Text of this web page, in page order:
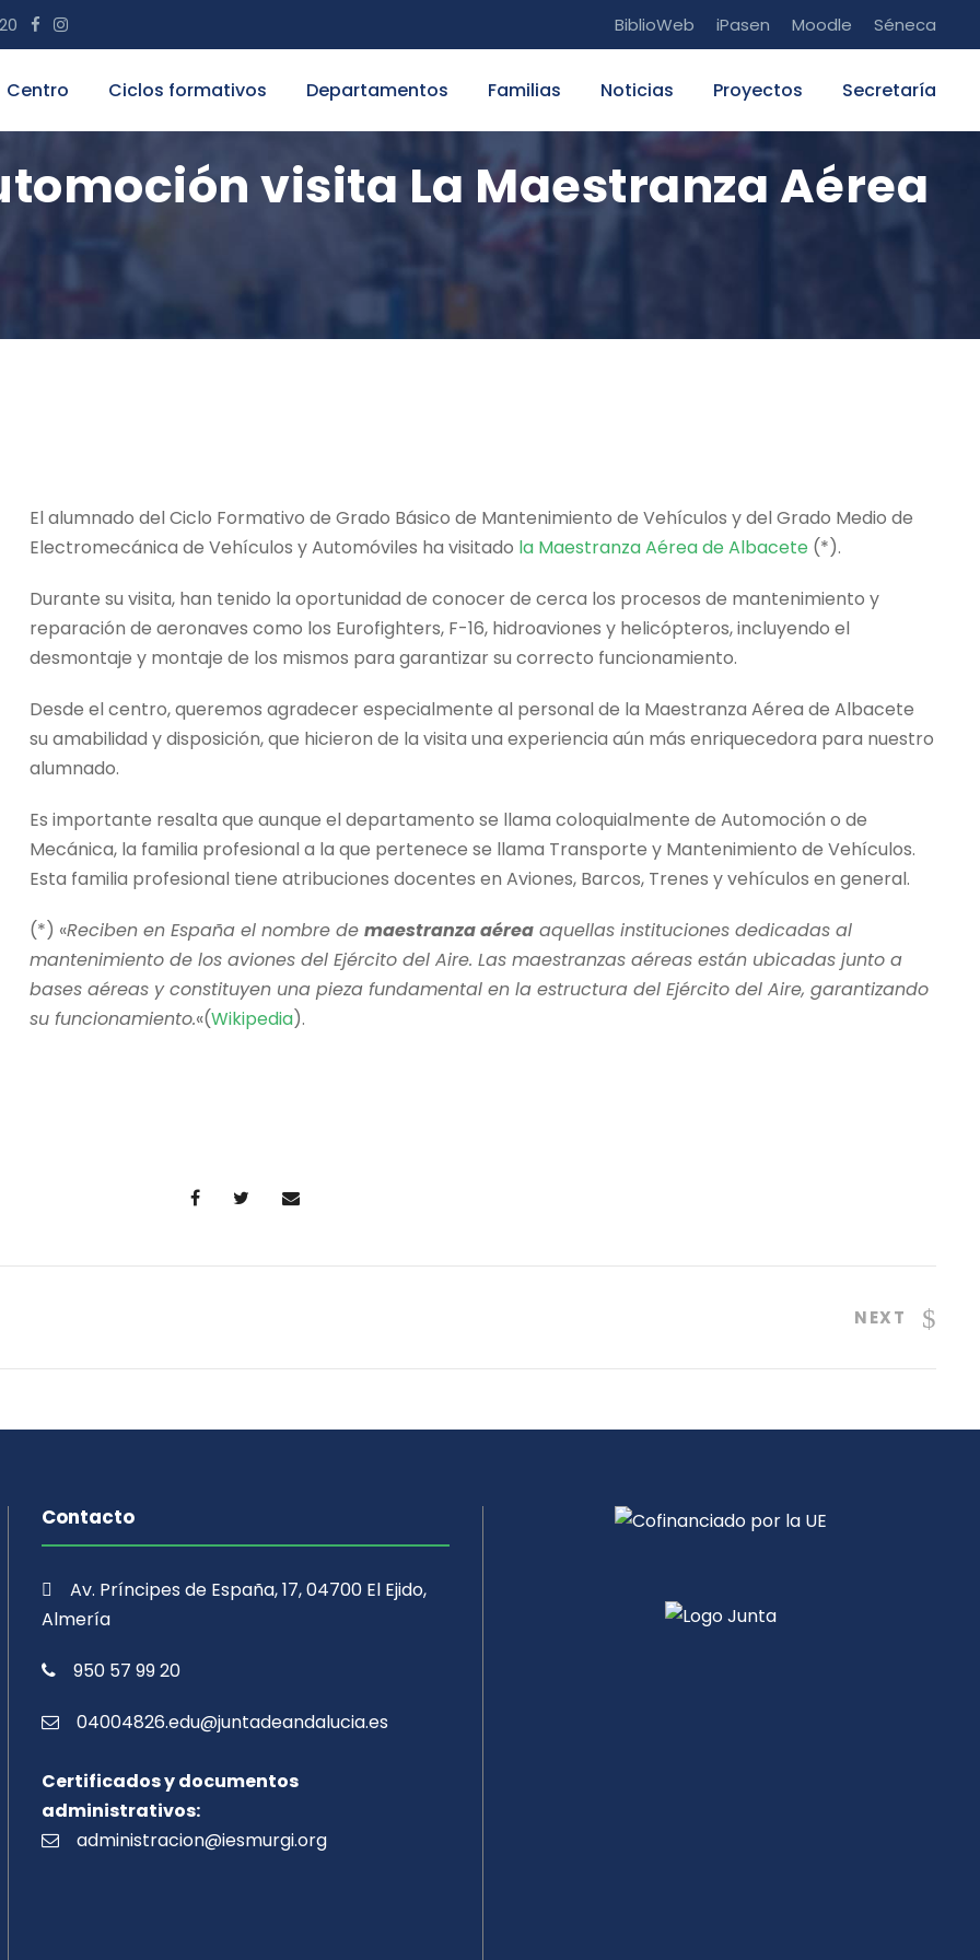
BiblioWeb iPasen Moodle Séneca
Centro Ciclos formativos Departamentos Familias Noticias Proyectos Secretaría
visita La Maestranza Aérea
El alumnado del Ciclo Formativo de Grado Básico de Mantenimiento de Vehículos y del Grado Medio de
Electromecánica de Vehículos y Automóviles ha visitado la Maestranza Aérea de Albacete(*).
Durante su visita, han tenido la oportunidad de conocer de cerca los procesos de mantenimiento y
reparación de aeronaves como los Eurofighters, F-16, hidroaviones y helicópteros, incluyendo el
desmontaje y montaje de los mismos para garantizar su correcto funcionamiento.
Desde el centro, queremos agradecer especialmente al personal de la Maestranza Aérea de Albacete
su amabilidad y disposición, que hicieron de la visita una experiencia aún más enriquecedora para nuestro
alumnado.
Es importante resalta que aunque el departamento se llama coloquialmente de Automoción o de
Mecánica, la familia profesional a la que pertenece se llama Transporte y Mantenimiento de Vehículos.
Esta familia profesional tiene atribuciones docentes en Aviones, Barcos, Trenes y vehículos en general.
(*) «Reciben en España el nombre de maestranza aéreaaquellas instituciones dedicadas al
mantenimiento de los aviones del Ejército del Aire.​ Las maestranzas aéreas están ubicadas junto a
bases aéreas y constituyen una pieza fundamental en la estructura del Ejército del Aire, garantizando
su funcionamiento.«(Wikipedia).
NEXT
Contacto
Av. Príncipes de España, 17, 04700 El Ejido,
Almería
950 57 99 20
04004826.edu@juntadeandalucia.es
Certificados y documentos
administrativos:
administracion@iesmurgi.org